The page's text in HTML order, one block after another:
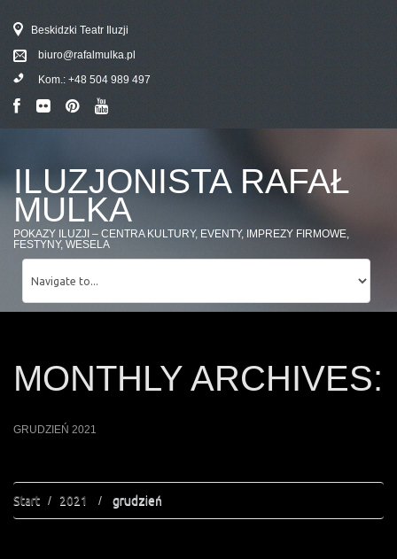
Beskidzki Teatr Iluzji
biuro@rafalmulka.pl
Kom.: +48 504 989 497
ILUZJONISTA RAFAŁ
MULKA
POKAZY ILUZJI – CENTRA KULTURY, EVENTY, IMPREZY FIRMOWE,
FESTYNY, WESELA
MONTHLY ARCHIVES:
GRUDZIEŃ 2021
Start 2021 grudzień